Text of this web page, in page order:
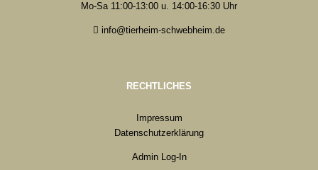
Mo-Sa 11:00-13:00 u. 14:00-16:30 Uhr
info@tierheim-schwebheim.de
RECHTLICHES
Impressum
Datenschutzerklärung
Admin Log-In